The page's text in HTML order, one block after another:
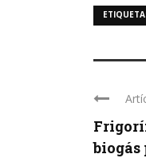
biogás